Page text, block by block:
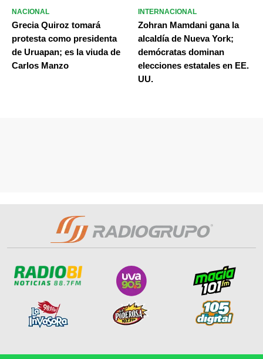
NACIONAL
Grecia Quiroz tomará
protesta como presidenta
de Uruapan; es la viuda de
Carlos Manzo
INTERNACIONAL
Zohran Mamdani gana la
alcaldía de Nueva York;
demócratas dominan
elecciones estatales en EE.
UU.